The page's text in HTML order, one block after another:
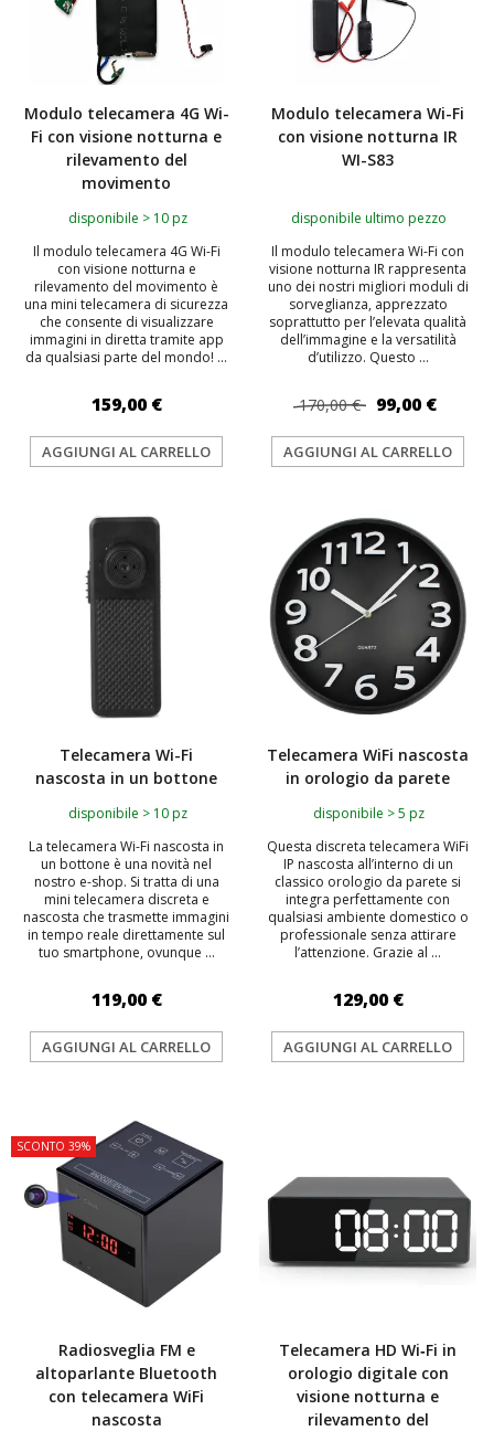
Modulo telecamera 4G Wi-
Fi con visione notturna e
rilevamento del
movimento
disponibile > 10 pz
Il modulo telecamera 4G Wi-Fi
con visione notturna e
rilevamento del movimento è
una mini telecamera di sicurezza
che consente di visualizzare
immagini in diretta tramite app
da qualsiasi parte del mondo! ...
159,00 €
AGGIUNGI AL CARRELLO
Modulo telecamera Wi-Fi
con visione notturna IR
WI-S83
disponibile ultimo pezzo
Il modulo telecamera Wi-Fi con
visione notturna IR rappresenta
uno dei nostri migliori moduli di
sorveglianza, apprezzato
soprattutto per l’elevata qualità
dell’immagine e la versatilità
d’utilizzo. Questo ...
170,00 € 99,00 €
AGGIUNGI AL CARRELLO
Telecamera Wi-Fi
nascosta in un bottone
disponibile > 10 pz
La telecamera Wi-Fi nascosta in
un bottone è una novità nel
nostro e-shop. Si tratta di una
mini telecamera discreta e
nascosta che trasmette immagini
in tempo reale direttamente sul
tuo smartphone, ovunque ...
119,00 €
AGGIUNGI AL CARRELLO
Telecamera WiFi nascosta
in orologio da parete
disponibile > 5 pz
Questa discreta telecamera WiFi
IP nascosta all’interno di un
classico orologio da parete si
integra perfettamente con
qualsiasi ambiente domestico o
professionale senza attirare
l’attenzione. Grazie al ...
129,00 €
AGGIUNGI AL CARRELLO
SCONTO 39%
Radiosveglia FM e
altoparlante Bluetooth
con telecamera WiFi
nascosta
Telecamera HD Wi‑Fi in
orologio digitale con
visione notturna e
rilevamento del